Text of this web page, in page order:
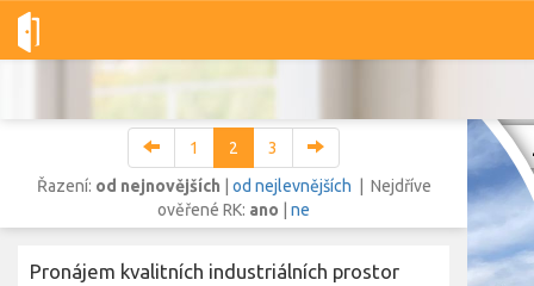
Dobré-nemovitosti.cz obec Brno, okres Brno-město,
Pozemky
1 2
3
Řazení: od nejnovějších od nejlevnějších | Nejdříve
ověřené RK: ano ne
Pronájem kvalitních industriálních prostor